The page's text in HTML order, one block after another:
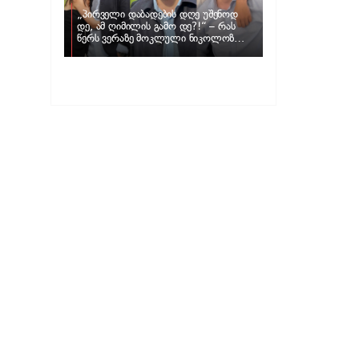
„პირველი დაბადების დღე უშენოდ
დე, ამ ღიმილის გამო დე?!“ – რას
წერს ვერაზე მოკლული ნიკოლოზ
ღუნაშვილის დედა